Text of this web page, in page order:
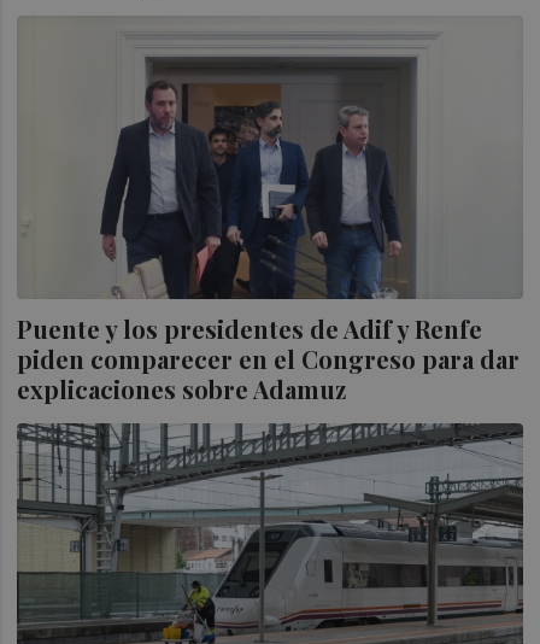
Puente y los presidentes de Adif y Renfe
piden comparecer en el Congreso para dar
explicaciones sobre Adamuz